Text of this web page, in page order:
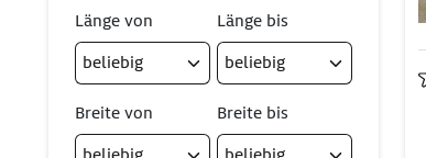
Länge von Länge bis
Breite von Breite bis